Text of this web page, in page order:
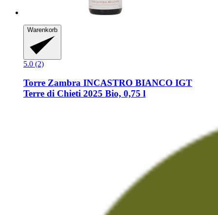
Warenkorb
5.0 (2)
Torre Zambra INCASTRO BIANCO IGT
Terre di Chieti 2025 Bio, 0,75 l